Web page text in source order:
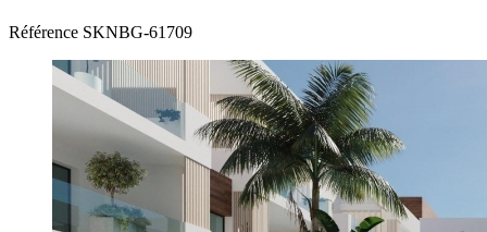
Référence SKNBG-61709